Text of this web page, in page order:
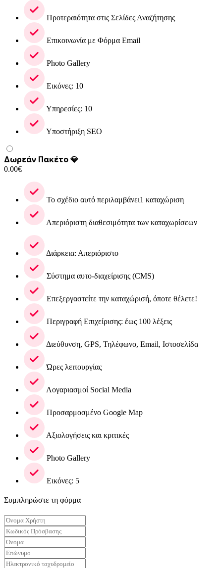
Προτεραιότητα στις Σελίδες Αναζήτησης
Επικοινωνία με Φόρμα Email
Photo Gallery
Εικόνες: 10
Υπηρεσίες: 10
Υποστήριξη SEO
Δωρεάν Πακέτο 💎
0.00€
Το σχέδιο αυτό περιλαμβάνει1 καταχώριση
Απεριόριστη διαθεσιμότητα των καταχωρίσεων
Διάρκεια: Απεριόριστο
Σύστημα αυτο-διαχείρισης (CMS)
Επεξεργαστείτε την καταχώρισή, όποτε θέλετε!
Περιγραφή Επιχείρισης: έως 100 λέξεις
Διεύθυνση, GPS, Τηλέφωνο, Email, Ιστοσελίδα
Ώρες λειτουργίας
Λογαριασμοί Social Media
Προσαρμοσμένο Google Map
Αξιολογήσεις και κριτικές
Photo Gallery
Εικόνες: 5
Συμπληρώστε τη φόρμα